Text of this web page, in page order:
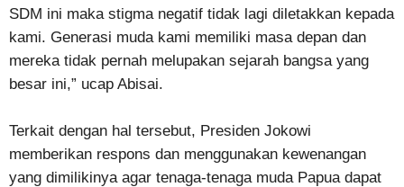
SDM ini maka stigma negatif tidak lagi diletakkan kepada
kami. Generasi muda kami memiliki masa depan dan
mereka tidak pernah melupakan sejarah bangsa yang
besar ini,” ucap Abisai.
Terkait dengan hal tersebut, Presiden Jokowi
memberikan respons dan menggunakan kewenangan
yang dimilikinya agar tenaga-tenaga muda Papua dapat